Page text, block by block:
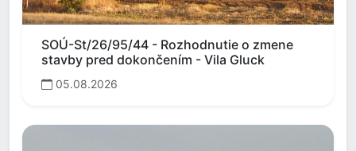
SOÚ-St/26/95/44 - Rozhodnutie o zmene
stavby pred dokončením - Vila Gluck
05.08.2026